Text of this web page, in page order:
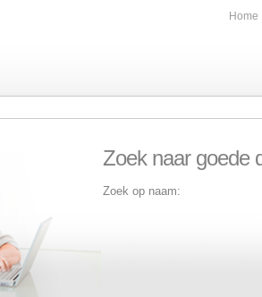
Home
Zoek naar goede
Zoek op naam: